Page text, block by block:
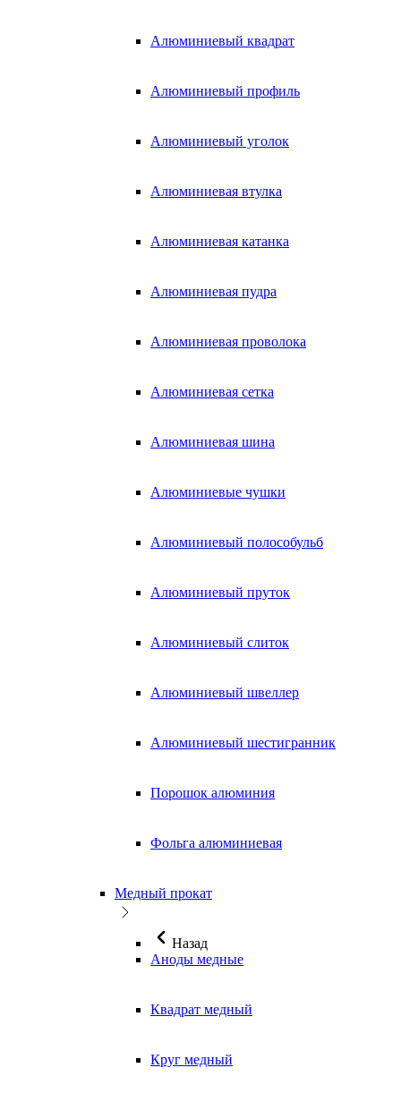
Алюминиевый квадрат
Алюминиевый профиль
Алюминиевый уголок
Алюминиевая втулка
Алюминиевая катанка
Алюминиевая пудра
Алюминиевая проволока
Алюминиевая сетка
Алюминиевая шина
Алюминиевые чушки
Алюминиевый полособульб
Алюминиевый пруток
Алюминиевый слиток
Алюминиевый швеллер
Алюминиевый шестигранник
Порошок алюминия
Фольга алюминиевая
Медный прокат
Назад
Аноды медные
Квадрат медный
Круг медный